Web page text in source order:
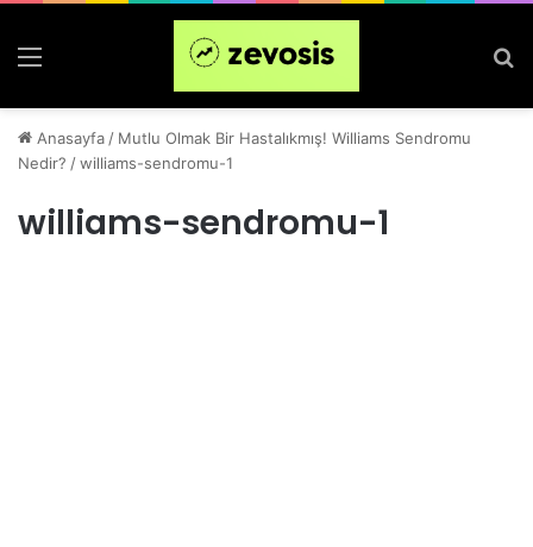
Menü
Anasayfa / Mutlu Olmak Bir Hastalıkmış! Williams Sendromu
Nedir? /williams-sendromu-1
williams-sendromu-1